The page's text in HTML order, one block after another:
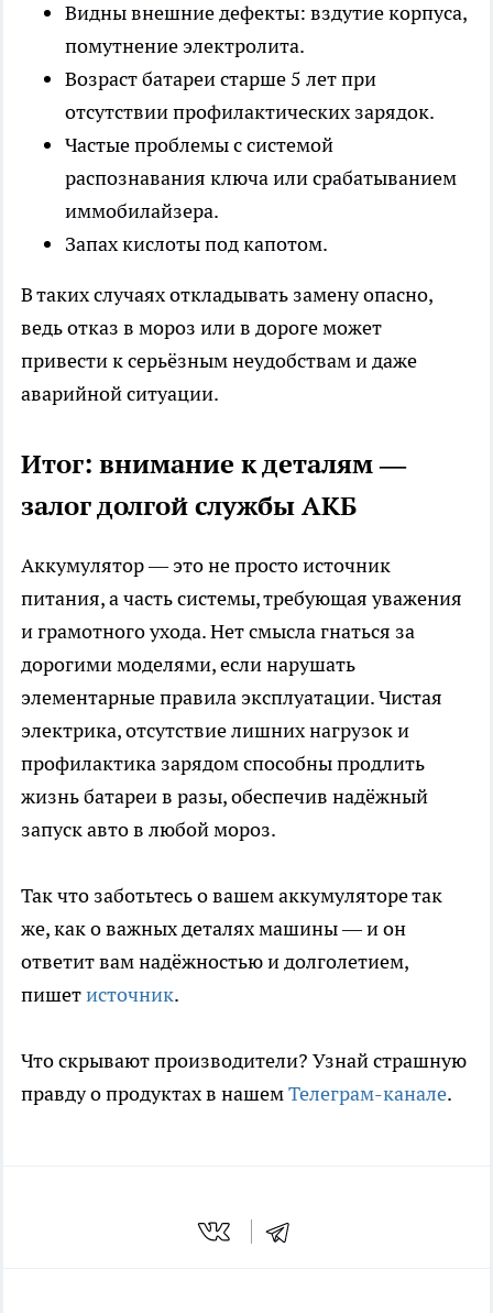
Видны внешние дефекты: вздутие корпуса,
помутнение электролита.
Возраст батареи старше 5 лет при
отсутствии профилактических зарядок.
Частые проблемы с системой
распознавания ключа или срабатыванием
иммобилайзера.
Запах кислоты под капотом.
В таких случаях откладывать замену опасно,
ведь отказ в мороз или в дороге может
привести к серьёзным неудобствам и даже
аварийной ситуации.
Итог: внимание к деталям —
залог долгой службы АКБ
Аккумулятор — это не просто источник
питания, а часть системы, требующая уважения
и грамотного ухода. Нет смысла гнаться за
дорогими моделями, если нарушать
элементарные правила эксплуатации. Чистая
электрика, отсутствие лишних нагрузок и
профилактика зарядом способны продлить
жизнь батареи в разы, обеспечив надёжный
запуск авто в любой мороз.
Так что заботьтесь о вашем аккумуляторе так
же, как о важных деталях машины — и он
ответит вам надёжностью и долголетием,
пишетисточник.
Что скрывают производители? Узнай страшную
правду о продуктах в нашемТелеграм-канале.